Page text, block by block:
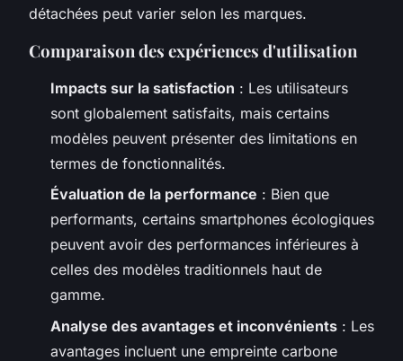
détachées peut varier selon les marques.
Comparaison des expériences d'utilisation
Impacts sur la satisfaction : Les utilisateurs
sont globalement satisfaits, mais certains
modèles peuvent présenter des limitations en
termes de fonctionnalités.
Évaluation de la performance : Bien que
performants, certains smartphones écologiques
peuvent avoir des performances inférieures à
celles des modèles traditionnels haut de
gamme.
Analyse des avantages et inconvénients : Les
avantages incluent une empreinte carbone